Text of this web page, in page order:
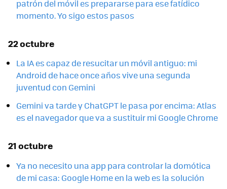
patrón del móvil es prepararse para ese fatídico
momento. Yo sigo estos pasos
22 octubre
La IA es capaz de resucitar un móvil antiguo: mi
Android de hace once años vive una segunda
juventud con Gemini
Gemini va tarde y ChatGPT le pasa por encima: Atlas
es el navegador que va a sustituir mi Google Chrome
21 octubre
Ya no necesito una app para controlar la domótica
de mi casa: Google Home en la web es la solución